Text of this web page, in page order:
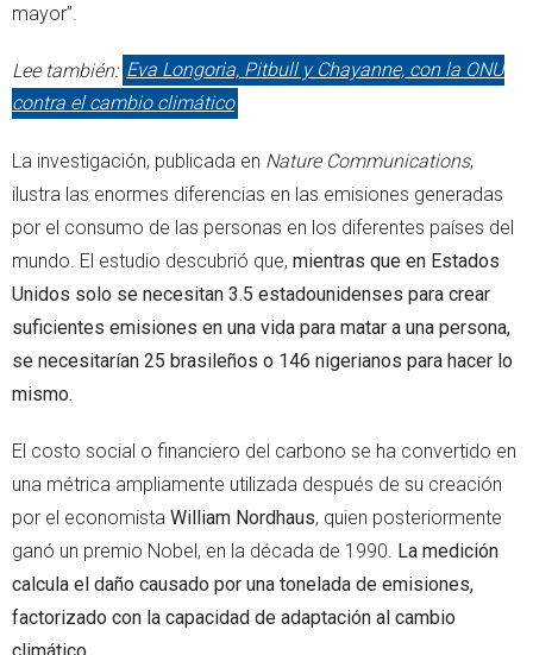
mayor”.
Lee también: Eva Longoria, Pitbull y Chayanne, con la ONU
contra el cambio climático
La investigación, publicada en Nature Communications,
ilustra las enormes diferencias en las emisiones generadas
por el consumo de las personas en los diferentes países del
mundo. El estudio descubrió que, mientras que en Estados
Unidos solo se necesitan 3.5 estadounidenses para crear
suficientes emisiones en una vida para matar a una persona,
se necesitarían 25 brasileños o 146 nigerianos para hacer lo
mismo.
El costo social o financiero del carbono se ha convertido en
una métrica ampliamente utilizada después de su creación
por el economista William Nordhaus, quien posteriormente
ganó un premio Nobel, en la década de 1990. La medición
calcula el daño causado por una tonelada de emisiones,
factorizado con la capacidad de adaptación al cambio
climático.